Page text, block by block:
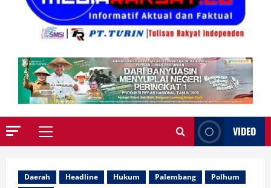
Primary
VIDEO
Daerah Headline Hukum Palembang
Polhum